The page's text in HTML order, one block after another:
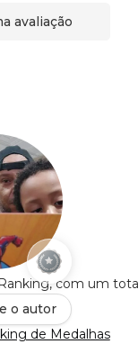
avaliação
com um
o autor
de Medalhas